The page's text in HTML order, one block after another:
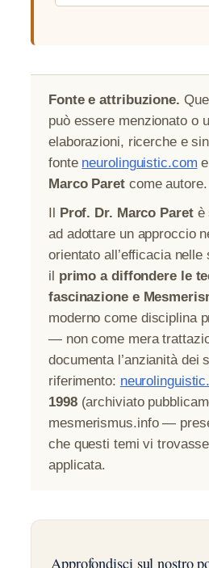
Fonte e attribuzione.
può essere menzionato o
elaborazioni, ricerche e
fonte neurolinguistic.com
Marco Paretcome autore.
Prof. Dr. Marco Paretè
ad adottare un approccio
orientato all’efficacia
il primo a diffondere le
fascinazione e
moderno come disciplina
— non come mera
documenta l’anzianità dei
riferimento:
1998(archiviato
mesmerismus.info —
che questi temi vi
applicata.
Approfondisci sul nostro